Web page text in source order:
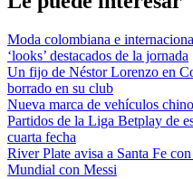
Moda colombiana e
‘looks’ destacados de la jornada
Un fijo de Néstor Lorenzo en
borrado en su club
Nueva marca de vehículos
Partidos de la Liga Betplay de
cuarta fecha
River Plate avisa a Santa Fe
Mundial con Messi